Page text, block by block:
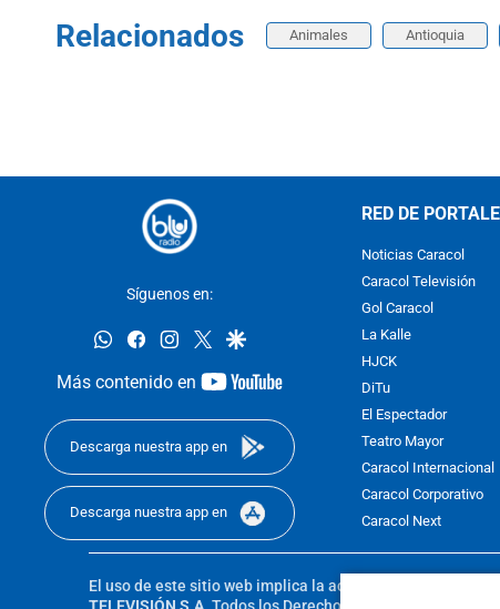
Relacionados Animales Antioquia
Síguenos en:
whatsappfacebookinstagram
twittergoogle
Más contenido en
youtube-
Descarga nuestra app en
Descarga nuestra app en
RED DE
Noticias Caracol
Caracol Televisión
Gol Caracol
La Kalle
HJCK
DiTu
El Espectador
Teatro Mayor
Caracol Internacional
Caracol Corporativo
Caracol Next
El uso de este sitio web implica la aceptación de los